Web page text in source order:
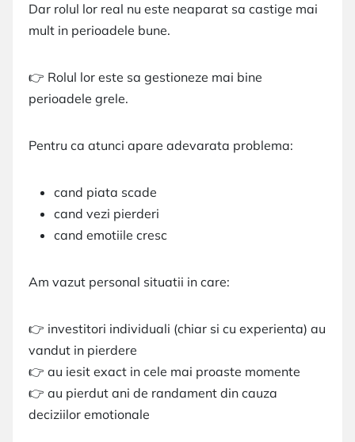
Dar rolul lor real nu este neaparat sa castige mai
mult in perioadele bune.
👉 Rolul lor este sa gestioneze mai bine
perioadele grele.
Pentru ca atunci apare adevarata problema:
cand piata scade
cand vezi pierderi
cand emotiile cresc
Am vazut personal situatii in care:
👉 investitori individuali (chiar si cu experienta) au
vandut in pierdere
👉 au iesit exact in cele mai proaste momente
👉 au pierdut ani de randament din cauza
deciziilor emotionale